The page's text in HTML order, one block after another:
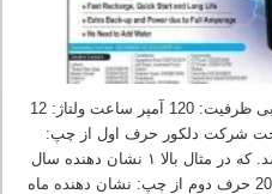
باتری 120 آمپر ساعت دوو کره جنوبی ظرفیت: 120 آمپر ساعت ولتاژ: 12
شرکت دلکور حرف اول از چپ:
نشان دهنده سال تولید باتری می باشد. که در مثال بالا ۱ نشان دهنده سال
۲۰۱۱ می باشد. مثلا: ۲>2012 0>2010 حرف دوم از چپ: نشان دهنده ماه